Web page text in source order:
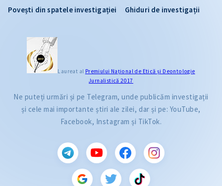
Povești din spatele investigației
Ghiduri de investigații
Laureat al Premiului Naţional de Etică și Deontologie
Jurnalistică 2017
Ne puteți urmări și pe Telegram, unde publicăm investigații
și cele mai importante știri ale zilei, dar și pe: YouTube,
Facebook, Instagram și TikTok.